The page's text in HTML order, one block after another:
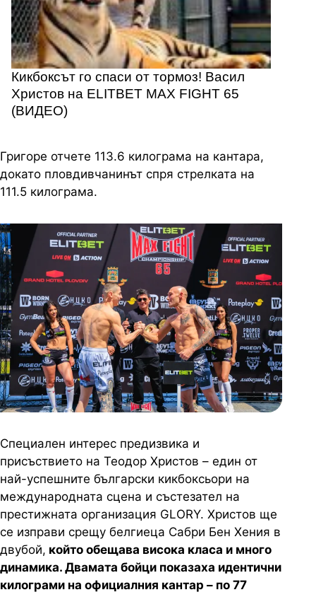
Кикбоксът го спаси от тормоз! Васил
Христов на ELITBET MAX FIGHT 65
(ВИДЕО)
Григоре отчете 113.6 килограма на кантара,
докато пловдивчанинът спря стрелката на
111.5 килограма.
Специален интерес предизвика и
присъствието на Теодор Христов – един от
най-успешните български кикбоксьори на
международната сцена и състезател на
престижната организация GLORY. Христов ще
се изправи срещу белгиеца Сабри Бен Хения в
двубой, който обещава висока класа и много
динамика. Двамата бойци показаха идентични
килограми на официалния кантар – по 77